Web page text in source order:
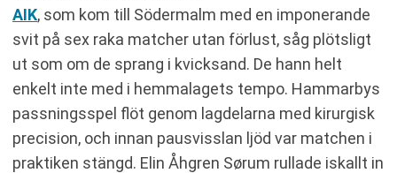
AIK, som kom till Södermalm med en imponerande
svit på sex raka matcher utan förlust, såg plötsligt
ut som om de sprang i kvicksand. De hann helt
enkelt inte med i hemmalagets tempo. Hammarbys
passningsspel flöt genom lagdelarna med kirurgisk
precision, och innan pausvisslan ljöd var matchen i
praktiken stängd. Elin Åhgren Sørum rullade iskallt in